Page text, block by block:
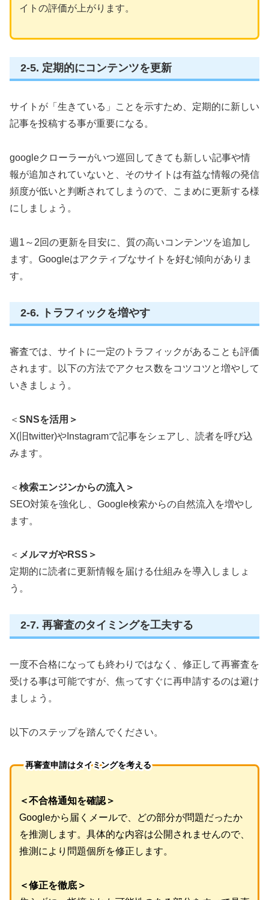
イトの評価が上がります。
2-5. 定期的にコンテンツを更新
サイトが「生きている」ことを示すため、定期的に新しい
記事を投稿する事が重要になる。
googleクローラーがいつ巡回してきても新しい記事や情
報が追加されていないと、そのサイトは有益な情報の発信
頻度が低いと判断されてしまうので、こまめに更新する様
にしましょう。
週1～2回の更新を目安に、質の高いコンテンツを追加し
ます。Googleはアクティブなサイトを好む傾向がありま
す。
2-6. トラフィックを増やす
審査では、サイトに一定のトラフィックがあることも評価
されます。以下の方法でアクセス数をコツコツと増やして
いきましょう。
＜ SNSを活用＞
X(旧twitter)やInstagramで記事をシェアし、読者を呼び込
みます。
＜ 検索エンジンからの流入＞
SEO対策を強化し、Google検索からの自然流入を増やし
ます。
＜ メルマガやRSS＞
定期的に読者に更新情報を届ける仕組みを導入しましょ
う。
2-7. 再審査のタイミングを工夫する
一度不合格になっても終わりではなく、修正して再審査を
受ける事は可能ですが、焦ってすぐに再申請するのは避け
ましょう。
以下のステップを踏んでください。
再審査申請はタイミングを考える
＜不合格通知を確認＞
Googleから届くメールで、どの部分が問題だったか
を推測します。具体的な内容は公開されませんので、
推測により問題個所を修正します。
＜修正を徹底＞